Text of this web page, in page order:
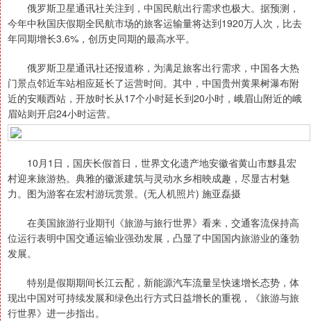
俄罗斯卫星通讯社关注到，中国民航出行需求也极大。据预测，
今年中秋国庆假期全民航市场的旅客运输量将达到1920万人次，比去
年同期增长3.6%，创历史同期的最高水平。
俄罗斯卫星通讯社还报道称，为满足旅客出行需求，中国各大热
门景点邻近车站相应延长了运营时间。其中，中国贵州黄果树瀑布附
近的安顺西站，开放时长从17个小时延长到20小时，峨眉山附近的峨
眉站则开启24小时运营。
10月1日，国庆长假首日，世界文化遗产地安徽省黄山市黟县宏
村迎来旅游热。典雅的徽派建筑与灵动水乡相映成趣，尽显古村魅
力。图为游客在宏村游玩赏景。(无人机照片) 施亚磊摄
在美国旅游行业期刊《旅游与旅行世界》看来，交通客流保持高
位运行表明中国交通运输业强劲发展，凸显了中国国内旅游业的蓬勃
发展。
特别是假期期间长江云配，新能源汽车流量呈快速增长态势，体
现出中国对可持续发展和绿色出行方式日益增长的重视，《旅游与旅
行世界》进一步指出。